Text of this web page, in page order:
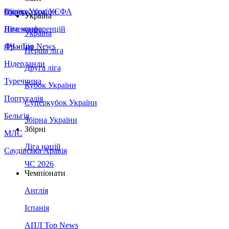
Збірна України
Італія
Німеччина
Франція
Нідерланди
Туреччина
Португалія
Бельгія
МЛС
Саудівська Аравія
Суперкубок УЄФА
Ліга конференцій
ЛЧ - Top News
Україна
Україна
Перша ліга
Друга ліга
Кубок України
Суперкубок України
Збірна України
Збірні
Ліга націй
ЧС 2026
Чемпіонати
Англія
Іспанія
АПЛ Top News